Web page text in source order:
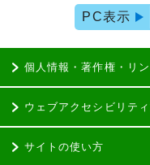
PC表示
個人情報・著作権・リ
ウェブアクセシビリテ
サイトの使い方